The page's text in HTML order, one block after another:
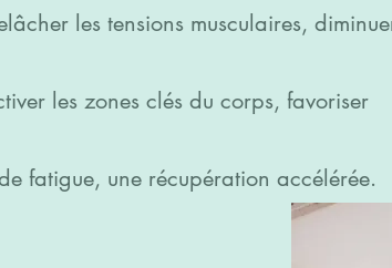
les tensions musculaires,
les zones clés du corps, favoriser
fatigue, une récupération accélérée.